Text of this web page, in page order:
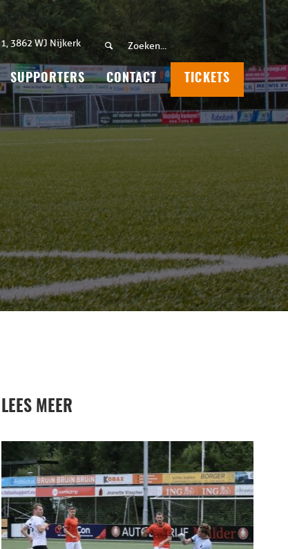
3862 WJ Nijkerk
SUPPORTERS CONTACT TICKETS
LEES MEER